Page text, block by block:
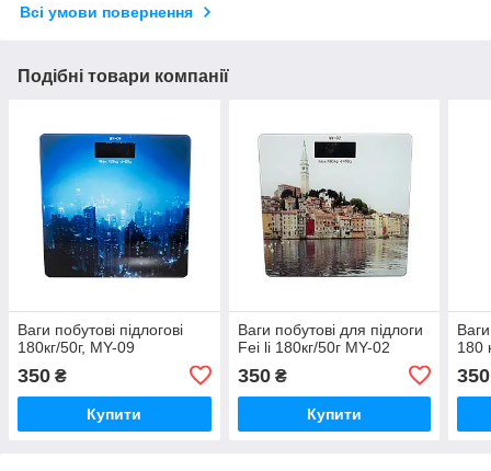
Всі умови повернення
Подібні товари компанії
Ваги побутові підлогові
180кг/50г, MY-09
350 ₴
Купити
Ваги побутові для підлоги
Fei li 180кг/50г MY-02
350₴
Купити
180
350